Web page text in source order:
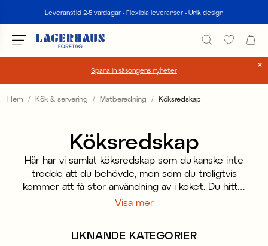
Leveranstid 2-5 vardagar - Flexibla leveranser - Unik design
Spana in säsongens nyheter
Välj språk / valuta
FI / EUR
NO / NKR
Hem Kök & servering Matberedning Köksredskap
Köksredskap
Här har vi samlat köksredskap som du kanske inte
trodde att du behövde, men som du troligtvis
kommer att få stor användning av i köket. Du hittar
bland annat isbrickor, champagnekorkar och vispar,
är fina och passar snyggt som inredning på
Visa mer
LIKNANDE KATEGORIER